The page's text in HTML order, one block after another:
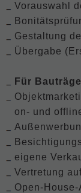
Vorauswahl
Gestaltung
Übergabe
Für
on- und
eigene
Vertretung
Open-